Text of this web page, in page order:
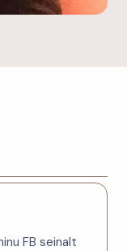
FB seinalt